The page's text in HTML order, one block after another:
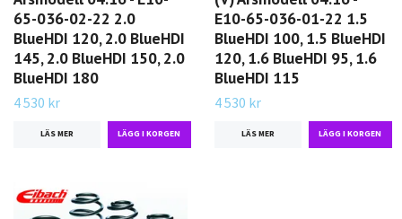
65-036-02-22 2.0
BlueHDI 120, 2.0 BlueHDI
145, 2.0 BlueHDI 150, 2.0
BlueHDI 180
4 530 kr
LÄS MER
E10-65-036-01-22 1.5
BlueHDI 100, 1.5 BlueHDI
120, 1.6 BlueHDI 95, 1.6
BlueHDI 115
4 530 kr
LÄS MER